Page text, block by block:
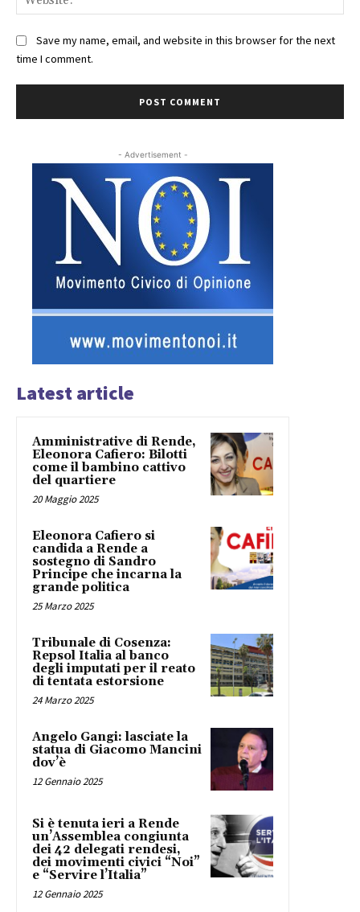
Save my name, email, and website in this browser for the next
time I comment.
- Advertisement -
Latest article
Amministrative di Rende,
Eleonora Cafiero: Bilotti
come il bambino cattivo
del quartiere
20 Maggio 2025
Eleonora Cafiero si
candida a Rende a
sostegno di Sandro
Principe che incarna la
grande politica
25 Marzo 2025
Tribunale di Cosenza:
Repsol Italia al banco
degli imputati per il reato
di tentata estorsione
24 Marzo 2025
Angelo Gangi: lasciate la
statua di Giacomo Mancini
dov’è
12 Gennaio 2025
Si è tenuta ieri a Rende
un’Assemblea congiunta
dei 42 delegati rendesi,
dei movimenti civici “Noi”
e “Servire l’Italia”
12 Gennaio 2025